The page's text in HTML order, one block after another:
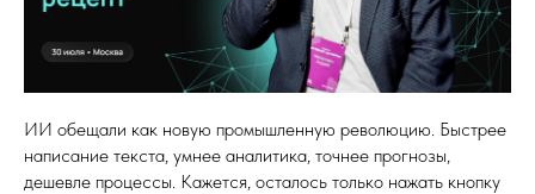
ИИ обещали как новую промышленную революцию. Быстрее
написание текста, умнее аналитика, точнее прогнозы,
дешевле процессы. Кажется, осталось только нажать кнопку